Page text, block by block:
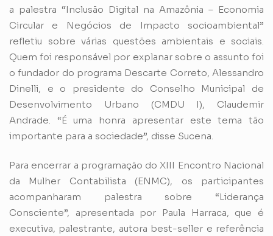
a palestra “Inclusão Digital na Amazônia – Economia
Circular e Negócios de Impacto socioambiental”
refletiu sobre várias questões ambientais e sociais.
Quem foi responsável por explanar sobre o assunto foi
o fundador do programa Descarte Correto, Alessandro
Dinelli, e o presidente do Conselho Municipal de
Desenvolvimento Urbano (CMDU I), Claudemir
Andrade. “É uma honra apresentar este tema tão
importante para a sociedade”, disse Sucena.
Para encerrar a programação do XIII Encontro Nacional
da Mulher Contabilista (ENMC), os participantes
acompanharam palestra sobre “Liderança
Consciente”, apresentada por Paula Harraca, que é
executiva, palestrante, autora best-seller e referência